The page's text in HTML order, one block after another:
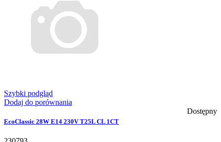
Szybki podgląd
Dodaj do porównania
Dostępny
EcoClassic 28W E14 230V T25L CL 1CT